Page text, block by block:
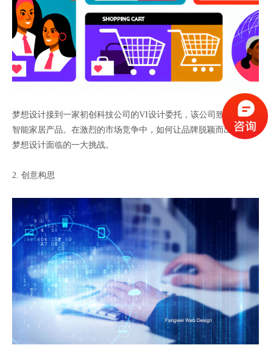
梦想设计接到一家初创科技公司的VI设计委托，该公司致力于研发
智能家居产品。在激烈的市场竞争中，如何让品牌脱颖而出，成为
梦想设计面临的一大挑战。
2. 创意构思